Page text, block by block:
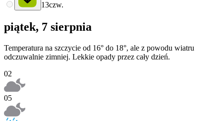
13czw.
piątek, 7 sierpnia
Temperatura na szczycie od 16° do 18°, ale z powodu wiatru
odczuwalnie zimniej. Lekkie opady przez cały dzień.
02
05